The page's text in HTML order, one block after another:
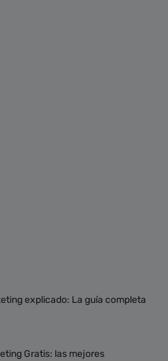
explicado: La guía completa
Gratis: las mejores